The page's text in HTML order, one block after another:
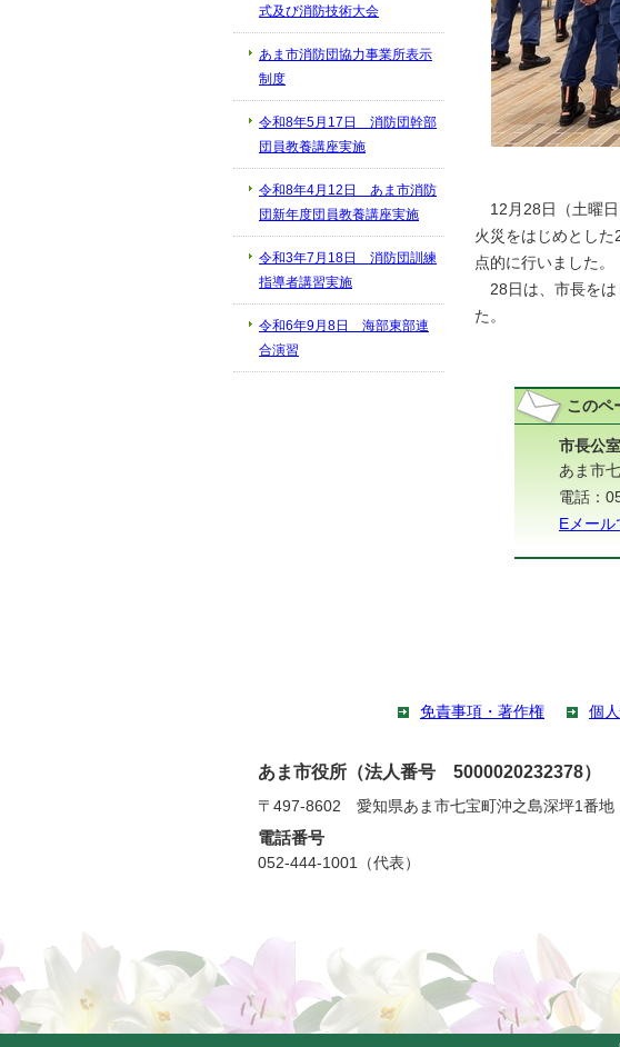
12月28日（土曜日
火災をはじめとし
点的に行いました。
28日は、市長をは
た。
このペ
市長公
あま市
電話：
Eメー
式及び消防技術大会
あま市消防団協力事業所表示
制度
令和8年5月17日 消防団幹部
団員教養講座実施
令和8年4月12日 あま市消防
団新年度団員教養講座実施
令和3年7月18日 消防団訓練
指導者講習実施
令和6年9月8日 海部東部連
合演習
免責事項・著作権 個
あま市役所（法人番号 5000020232378）
〒497-8602 愛知県あま市七宝町沖之島深坪1番地
電話番号
052-444-1001（代表）